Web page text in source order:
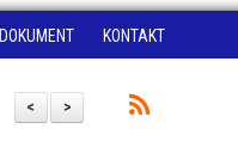
DOKUMENT KONTAKT
>
<